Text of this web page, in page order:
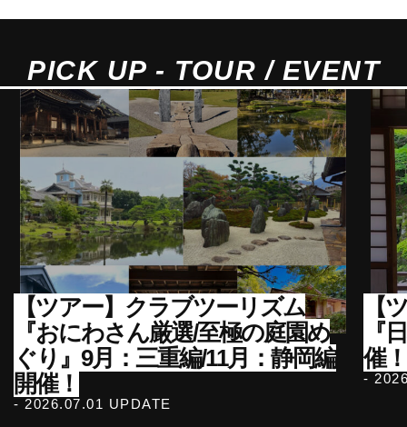
PICK UP - TOUR / EVENT
【ツアー】クラブツーリズム
『おにわさん厳選/至極の庭園め
ぐり』9月：三重編/11月：静岡編
開催！
- 2026.07.01 UPDATE
【
『
催
-